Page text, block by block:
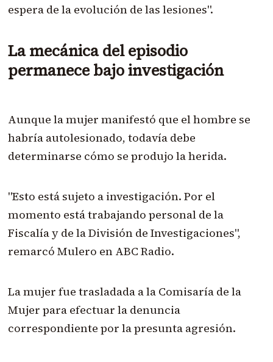
espera de la evolución de las lesiones".
La mecánica del episodio
permanece bajo investigación
Aunque la mujer manifestó que el hombre se
habría autolesionado, todavía debe
determinarse cómo se produjo la herida.
"Esto está sujeto a investigación. Por el
momento está trabajando personal de la
Fiscalía y de la División de Investigaciones",
remarcó Mulero en ABC Radio.
La mujer fue trasladada a la Comisaría de la
Mujer para efectuar la denuncia
correspondiente por la presunta agresión.